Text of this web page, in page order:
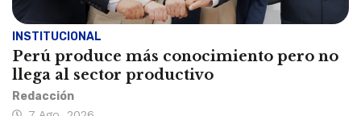
INSTITUCIONAL
Perú produce más conocimiento pero no
llega al sector productivo
Redacción